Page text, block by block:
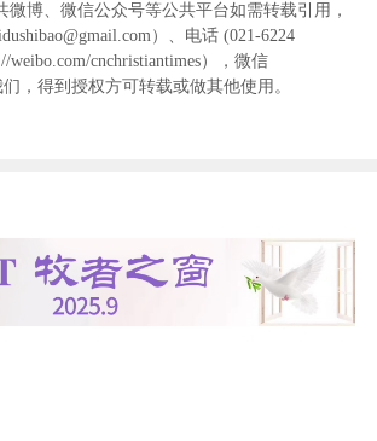
微博、微信公众号等公共平台如需转载引用，
）、电话 (021-6224
weibo.com/cnchristiantimes），微信
们，得到授权方可转载或做其他使用。